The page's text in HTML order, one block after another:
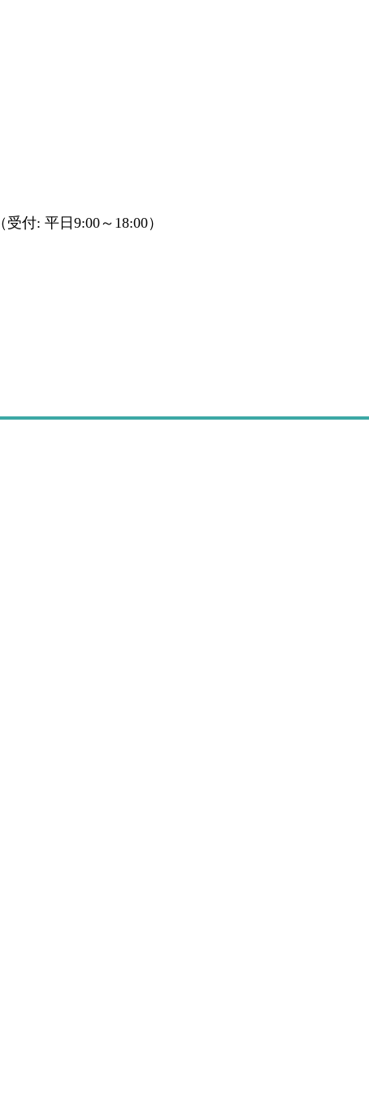
（受付: 平日9:00～18:00）